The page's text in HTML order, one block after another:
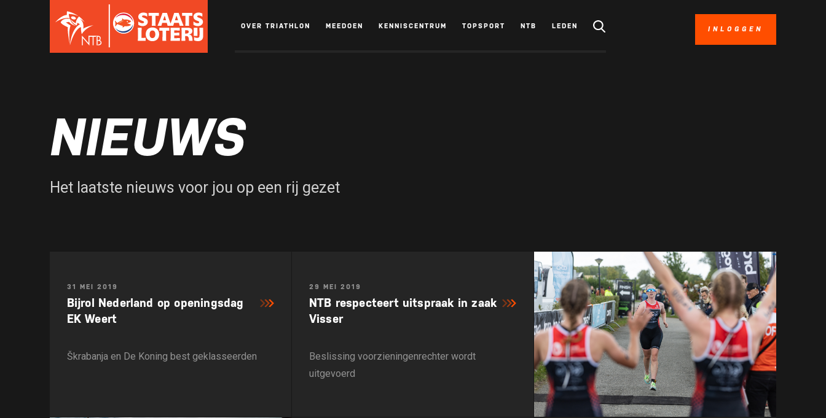
OVER TRIATHLON MEEDOEN KENNISCENTRUM TOPSPORT NTB LEDEN INLOGGEN
NIEUWS
Het laatste nieuws voor jou op een rij gezet
31 MEI 2019
Bijrol Nederland op openingsdag
EK Weert
Škrabanja en De Koning best geklasseerden
29 MEI 2019
NTB respecteert uitspraak in zaak
Visser
Beslissing voorzieningenrechter wordt
uitgevoerd